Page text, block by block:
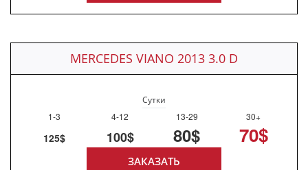
MERCEDES VIANO 2013 3.0 D
Сутки
1-3
4-12 13-29 30+
125$ 100$ 80$ 70$
ЗАКАЗАТЬ